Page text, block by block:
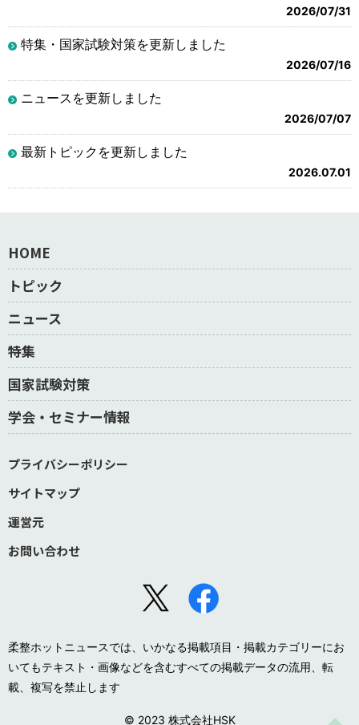
2026/07/31
特集・国家試験対策を更新しました
2026/07/16
ニュースを更新しました
2026/07/07
最新トピックを更新しました
2026.07.01
HOME
トピック
ニュース
特集
国家試験対策
学会・セミナー情報
プライバシーポリシー
サイトマップ
運営元
お問い合わせ
柔整ホットニュースでは、いかなる掲載項目・掲載カテゴリーにお
いてもテキスト・画像などを含むすべての掲載データの流用、転
載、複写を禁止します
© 2023 株式会社HSK